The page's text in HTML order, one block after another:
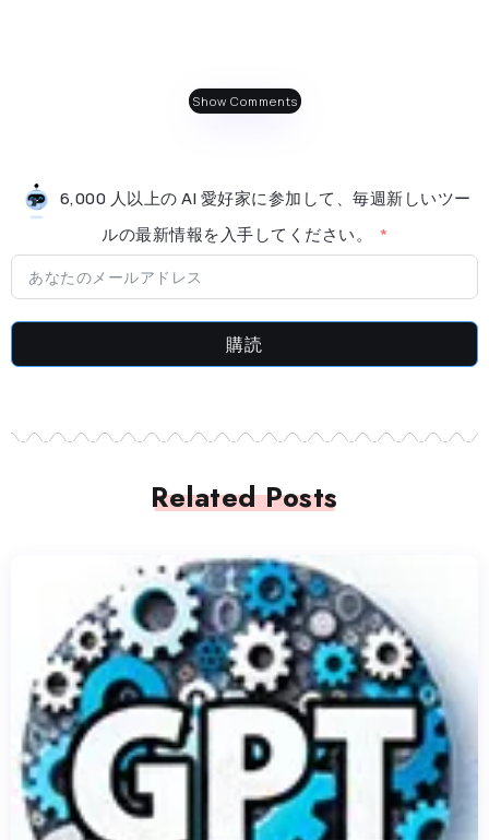
Show Comments
6,000 人以上の AI 愛好家に参加して、毎週新しいツー
ルの最新情​​報を入手してください。
購読
Related Posts